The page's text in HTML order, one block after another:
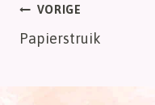
Bericht
navigatie
VORIGE
Papierstruik